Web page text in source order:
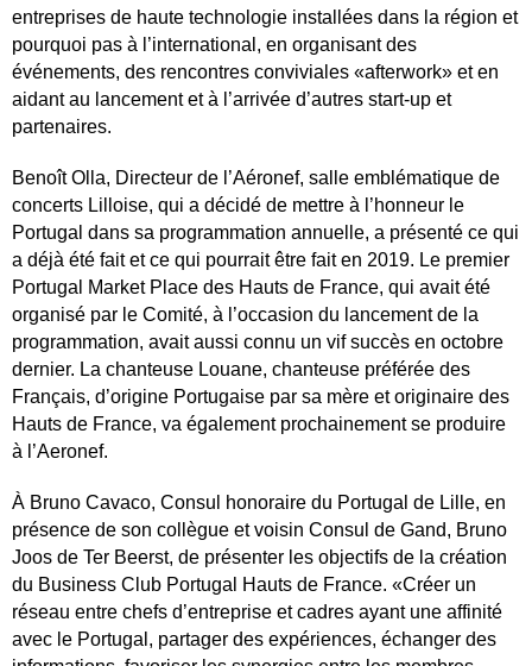
entreprises de haute technologie installées dans la région et
pourquoi pas à l’international, en organisant des
événements, des rencontres conviviales «afterwork» et en
aidant au lancement et à l’arrivée d’autres start-up et
partenaires.
Benoît Olla, Directeur de l’Aéronef, salle emblématique de
concerts Lilloise, qui a décidé de mettre à l’honneur le
Portugal dans sa programmation annuelle, a présenté ce qui
a déjà été fait et ce qui pourrait être fait en 2019. Le premier
Portugal Market Place des Hauts de France, qui avait été
organisé par le Comité, à l’occasion du lancement de la
programmation, avait aussi connu un vif succès en octobre
dernier. La chanteuse Louane, chanteuse préférée des
Français, d’origine Portugaise par sa mère et originaire des
Hauts de France, va également prochainement se produire
à l’Aeronef.
À Bruno Cavaco, Consul honoraire du Portugal de Lille, en
présence de son collègue et voisin Consul de Gand, Bruno
Joos de Ter Beerst, de présenter les objectifs de la création
du Business Club Portugal Hauts de France. «Créer un
réseau entre chefs d’entreprise et cadres ayant une affinité
avec le Portugal, partager des expériences, échanger des